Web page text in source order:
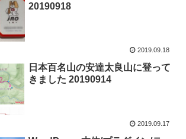
20190918
2019.09.18
日本百名山の安達太良山に登って
きました 20190914
2019.09.17